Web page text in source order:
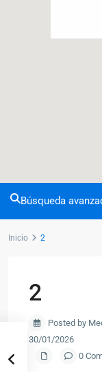
Búsqueda
Inicio 2
2
Posted by
30/01/2026
0